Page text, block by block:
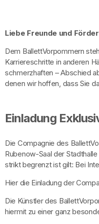
Liebe Freunde und
Dem BallettVorpommern
Karriereschritte in anderen
schmerzhaften – Abschied
denen wir hoffen, dass Sie
Einladung
Die Compagnie des
Rubenow-Saal der
strikt begrenzt ist gilt: Bei
Hier die Einladung der
Die Künstler des
hiermit zu einer ganz